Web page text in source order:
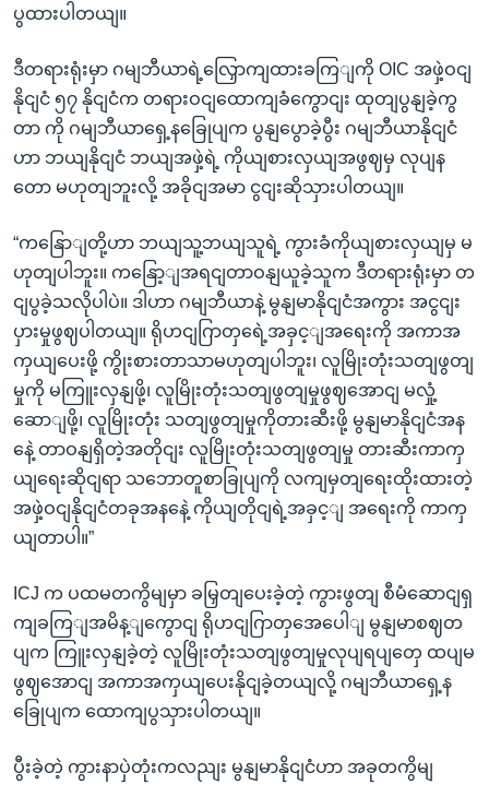
ပွထားပါတယျ။
ဒီတရားရုံးမှာ ဂမျဘီယာရဲ့လြှောကျထားခကြျကို OIC အဖှဲ့ဝငျ
နိုငျငံ ၅၇ နိုငျငံက တရားဝငျထောကျခံကွောငျး ထုတျပွနျခဲ့ကွ
တာ ကို ဂမျဘီယာရှေ့နခြေုပျက ပွနျပွောခဲ့ပွီး ဂမျဘီယာနိုငျငံ
ဟာ ဘယျနိုငျငံ ဘယျအဖှဲ့ရဲ့ ကိုယျစားလှယျအဖွဈမှ လုပျန
တော မဟုတျဘူးလို့ အခိုငျအမာ ငွငျးဆိုသှားပါတယျ။
“ကနြောျတို့ဟာ ဘယျသူ့ဘယျသူရဲ့ ကွားခံကိုယျစားလှယျမှ မ
ဟုတျပါဘူး။ ကနြော့ျအရငျတာဝနျယူခဲ့သူက ဒီတရားရုံးမှာ တ
ငျပွခဲ့သလိုပါပဲ။ ဒါဟာ ဂမျဘီယာနဲ့ မွနျမာနိုငျငံအကွား အငွငျး
ပှားမှုဖွဈပါတယျ။ ရိုဟငျဂြာတှရေဲ့အခှင့ျအရေးကို အကာအ
ကှယျပေးဖို့ ကွိုးစားတာသာမဟုတျပါဘူး၊ လူမြိုးတုံးသတျဖွတျ
မှုကို မကြူးလှနျဖို့၊ လူမြိုးတုံးသတျဖွတျမှုဖွဈအောငျ မလှုံ့
ဆောျဖို့၊ လူမြိုးတုံး သတျဖွတျမှုကိုတားဆီးဖို့ မွနျမာနိုငျငံအန
နေဲ့ တာဝနျရှိတဲ့အတိုငျး လူမြိုးတုံးသတျဖွတျမှု တားဆီးကာကှ
ယျရေးဆိုငျရာ သဘောတူစာခြုပျကို လကျမှတျရေးထိုးထားတဲ့
အဖှဲ့ဝငျနိုငျငံတခုအနနေဲ့ ကိုယျတိုငျရဲ့အခှင့ျ အရေးကို ကာကှ
ယျတာပါ။”
ICJ က ပထမတကွိမျမှာ ခမြှတျပေးခဲ့တဲ့ ကွားဖွတျ စီမံဆောငျရှ
ကျခကြျအမိန့ျကွောငျ ရိုဟငျဂြာတှအေပေါျ မွနျမာစဈတ
ပျက ကြူးလှနျခဲ့တဲ့ လူမြိုးတုံးသတျဖွတျမှုလုပျရပျတှေ ထပျမ
ဖွဈအောငျ အကာအကှယျပေးနိုငျခဲ့တယျလို့ ဂမျဘီယာရှေ့န
ခြေုပျက ထောကျပွသှားပါတယျ။
ပွီးခဲ့တဲ့ ကွားနာပှဲတုံးကလညျး မွနျမာနိုငျငံဟာ အခုတကွိမျ